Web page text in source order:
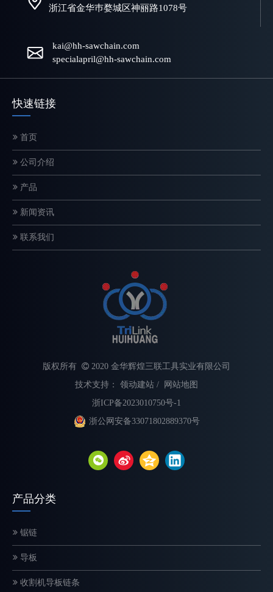
电锯链条如何工作？结构和切割原理解释
链锯链是一种精密设计的切割系统，直接影响切割速度、安全性和
选择合适的链锯链对于最大限度地提高切割速度、提高安全性和延
浙江省金华巿婺城区神丽路1078号
kai@hh-sawchain.com
specialapril@hh-sawchain.com
快速链接
首页
公司介绍
产品
新闻资讯
联系我们
版权所有  2020 金华辉煌三联工具实业有限公司
技术支持： 领动建站 /
网站地图
浙ICP备2023010750号-1
浙公网安备33071802889370号
产品分类
锯链
导板
收割机导板链条